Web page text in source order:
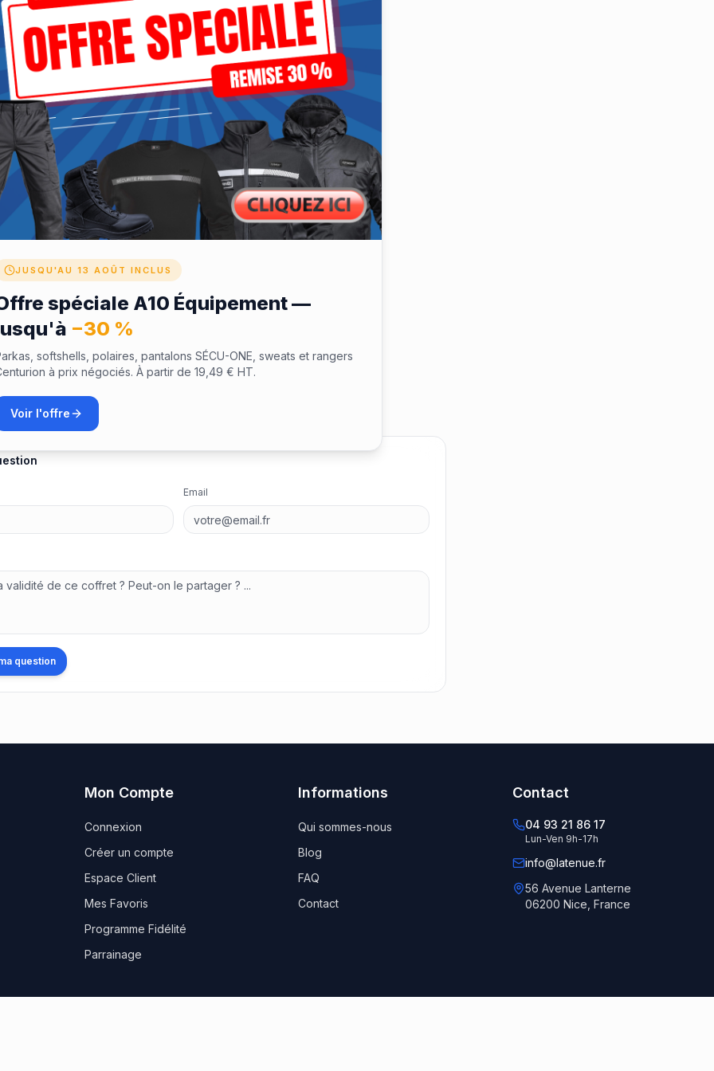
sur ce coffret
le moment. Soyez le premier à poser une question !
Email
question
Mon Compte
Connexion
Créer un compte
Espace Client
Mes Favoris
Programme Fidélité
Parrainage
Informations
Qui sommes-nous
Blog
FAQ
Contact
Contact
04 93 21 86 17
Lun-Ven 9h-17h
info@latenue.fr
56 Avenue Lanterne
06200 Nice, France
JUSQU'AU 13 AOÛT INCLUS
spéciale A10 Équipement —
−30 %
softshells, polaires, pantalons SÉCU-ONE, sweats et rangers
à prix négociés. À partir de 19,49 € HT.
Voir l'offre